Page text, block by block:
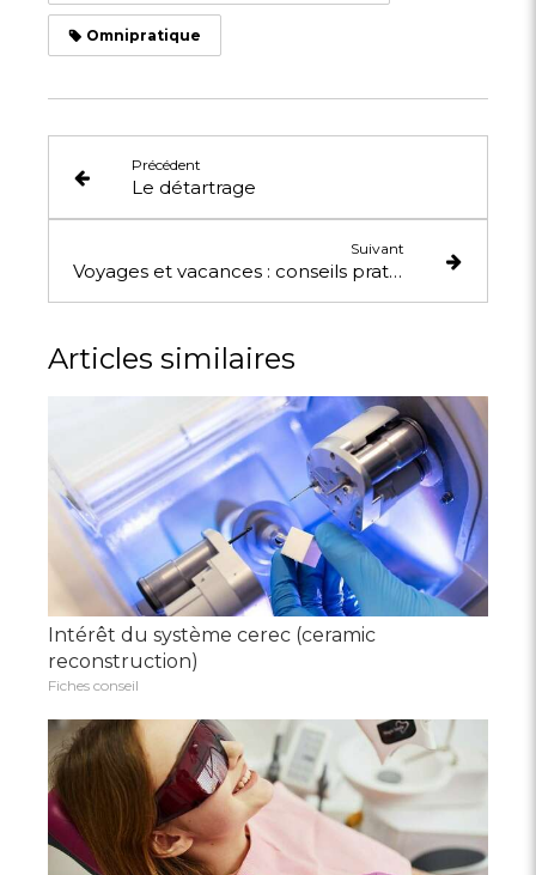
Omnipratique
Précédent
Le détartrage
Suivant
Voyages et vacances : conseils pratiques
Articles similaires
Intérêt du système cerec (ceramic
reconstruction)
Fiches conseil